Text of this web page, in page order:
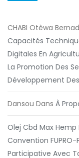
CHABI Otèwa
Capacités
Digitales En
La Promotion Des
Développement
Dansou Dans À
Olej Cbd Max Hemp
Convention FUPRO-
Participative Avec